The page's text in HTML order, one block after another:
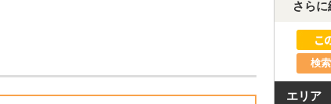
さら
検
エリア